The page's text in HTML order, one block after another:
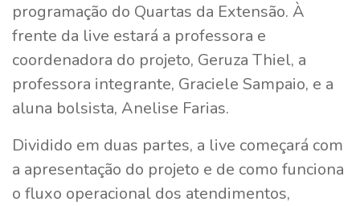
programação do Quartas da Extensão. À
frente da live estará a professora e
coordenadora do projeto, Geruza Thiel, a
professora integrante, Graciele Sampaio, e a
aluna bolsista, Anelise Farias.
Dividido em duas partes, a live começará com
a apresentação do projeto e de como funciona
o fluxo operacional dos atendimentos,